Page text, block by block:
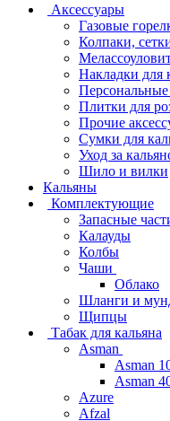
Аксессуары
Газовые
Колпаки,
Накладки для
Плитки для
Прочие
Сумки для
Уход за
Шило и вилки
Кальяны
Комплектующие
Запасные
Калауды
Колбы
Чаши
Облако
Шланги и
Щипцы
Табак для кальяна
Asman
Asman
Asman
Azure
Afzal